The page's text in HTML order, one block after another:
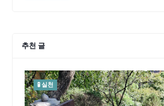
추천 글
🧪 실천